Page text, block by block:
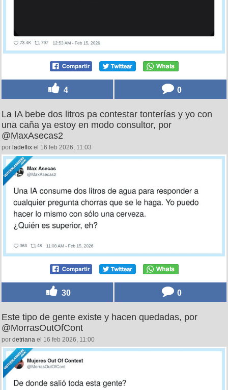
4 0
La IA bebe dos litros pa contestar tonterías y yo con
una caña ya estoy en modo consultor, por
@MaxAsecas2
por ladeflix el 16 feb 2026, 11:03
30 0
Este tipo de gente existe y hacen quedadas, por
@MorrasOutOfCont
por detriana el 16 feb 2026, 11:00